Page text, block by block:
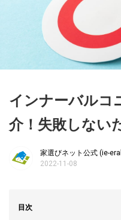
インナーバルコ
介！失敗しない
家選びネット公式 (ie-
2022-11-08
目次